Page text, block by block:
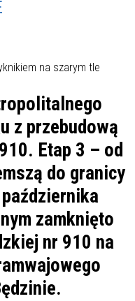
z przebudową
Etap 3 – od
do granicy
zamknięto
nr 910 na